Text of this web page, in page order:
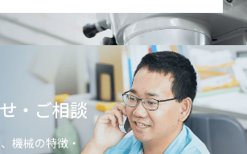
・ご相談
機械の特徴・